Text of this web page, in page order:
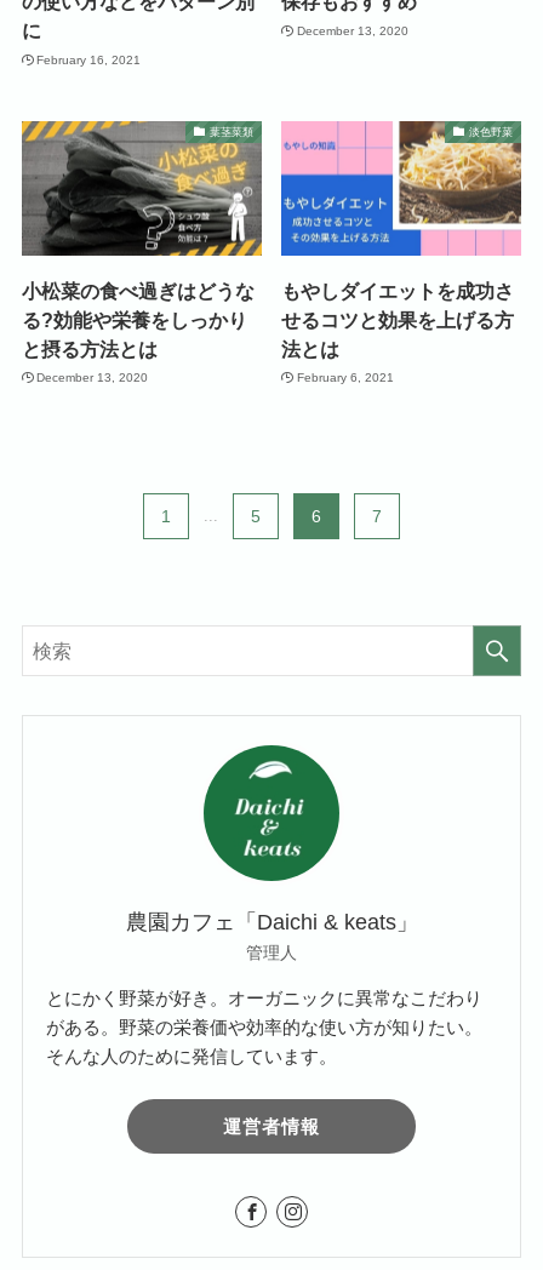
に
February 16, 2021
December 13, 2020
葉茎菜類
小松菜の食べ過ぎはどうな
る?効能や栄養をしっかり
と摂る方法とは
December 13, 2020
淡色野菜
もやしダイエットを成功さ
せるコツと効果を上げる方
法とは
February 6, 2021
1 ... 5 6 7
農園カフェ「Daichi & keats」
管理人
とにかく野菜が好き。オーガニックに異常なこだわり
がある。野菜の栄養価や効率的な使い方が知りたい。
そんな人のために発信しています。
運営者情報